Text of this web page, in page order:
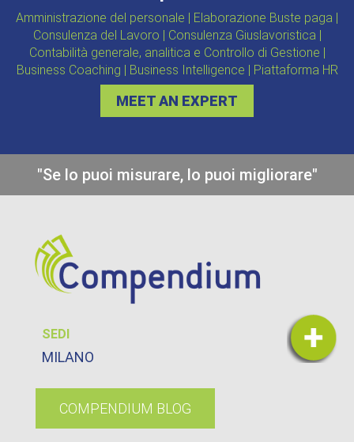
Amministrazione del personale | Elaborazione Buste paga |
Consulenza del Lavoro | Consulenza Giuslavoristica |
Contabilità generale, analitica e Controllo di Gestione |
Business Coaching | Business Intelligence | Piattaforma HR
MEET AN EXPERT
"Se lo puoi misurare, lo puoi migliorare"
SEDI
MILANO
COMPENDIUM BLOG